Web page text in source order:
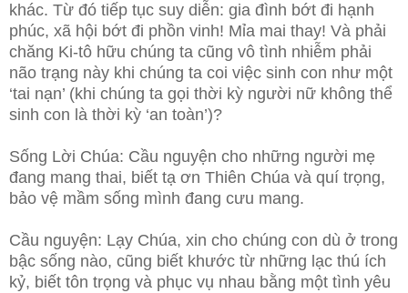
khác. Từ đó tiếp tục suy diễn: gia đình bớt đi hạnh
phúc, xã hội bớt đi phồn vinh! Mỉa mai thay! Và phải
chăng Ki-tô hữu chúng ta cũng vô tình nhiễm phải
não trạng này khi chúng ta coi việc sinh con như một
‘tai nạn’ (khi chúng ta gọi thời kỳ người nữ không thể
sinh con là thời kỳ ‘an toàn’)?
Sống Lời Chúa: Cầu nguyện cho những người mẹ
đang mang thai, biết tạ ơn Thiên Chúa và quí trọng,
bảo vệ mầm sống mình đang cưu mang.
Cầu nguyện: Lạy Chúa, xin cho chúng con dù ở trong
bậc sống nào, cũng biết khước từ những lạc thú ích
kỷ, biết tôn trọng và phục vụ nhau bằng một tình yêu